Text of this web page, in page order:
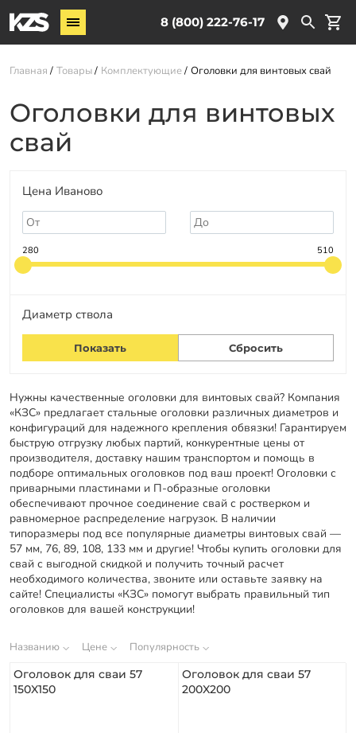
8 (800) 222-76-17
Винтовые сваи
Комплектующие
О компании
Новости
Контакты
Доставка
Оплата
Отзывы
Гарантии
Главная Товары Комплектующие Оголовки для винтовых свай
Оголовки для винтовых
свай
Цена Иваново
280 510
Диаметр ствола
Нужны качественные оголовки для винтовых свай? Компания
«КЗС» предлагает стальные оголовки различных диаметров и
конфигураций для надежного крепления обвязки! Гарантируем
быструю отгрузку любых партий, конкурентные цены от
производителя, доставку нашим транспортом и помощь в
подборе оптимальных оголовков под ваш проект! Оголовки с
приварными пластинами и П-образные оголовки
обеспечивают прочное соединение свай с ростверком и
равномерное распределение нагрузок. В наличии
типоразмеры под все популярные диаметры винтовых свай —
57 мм, 76, 89, 108, 133 мм и другие! Чтобы купить оголовки для
свай с выгодной скидкой и получить точный расчет
необходимого количества, звоните или оставьте заявку на
сайте! Специалисты «КЗС» помогут выбрать правильный тип
оголовков для вашей конструкции!
Названию Цене Популярность
Оголовок для сваи 57
150X150
Оголовок для сваи 57
200X200